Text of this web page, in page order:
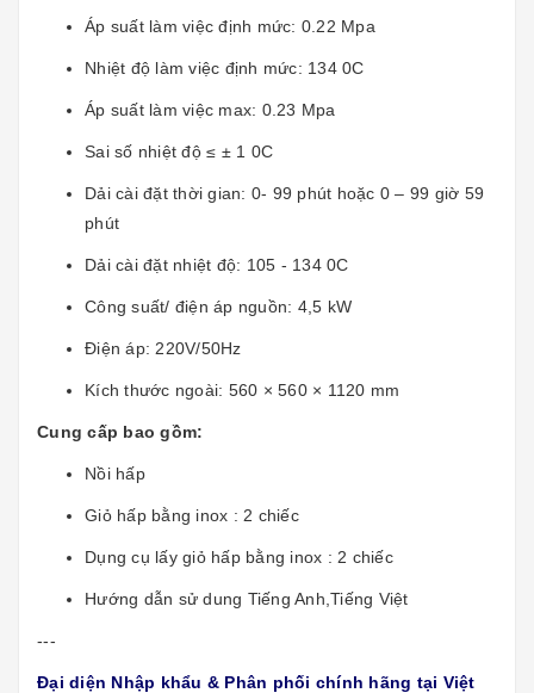
Áp suất làm việc định mức: 0.22 Mpa
Nhiệt độ làm việc định mức: 134 0C
Áp suất làm việc max: 0.23 Mpa
Sai số nhiệt độ ≤ ± 1 0C
Dải cài đặt thời gian: 0- 99 phút hoặc 0 – 99 giờ 59
phút
Dải cài đặt nhiệt độ: 105 - 134 0C
Công suất/ điện áp nguồn: 4,5 kW
Điện áp: 220V/50Hz
Kích thước ngoài: 560 × 560 × 1120 mm
Cung cấp bao gồm:
Nồi hấp
Giỏ hấp bằng inox : 2 chiếc
Dụng cụ lấy giỏ hấp bằng inox : 2 chiếc
Hướng dẫn sử dung Tiếng Anh,Tiếng Việt
---
Đại diện Nhập khẩu & Phân phối chính hãng tại Việt